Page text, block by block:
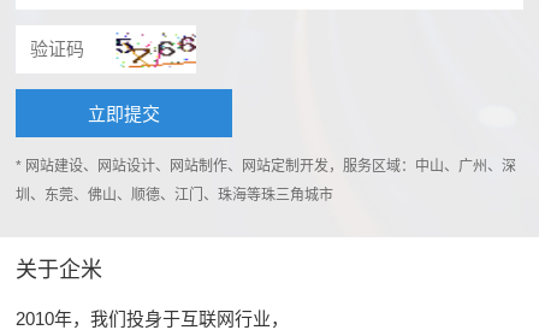
* 网站建设、网站设计、网站制作、网站定制开发，服务区域：中山、广州、深
圳、东莞、佛山、顺德、江门、珠海等珠三角城市
关于企米
2010年，我们投身于互联网行业，